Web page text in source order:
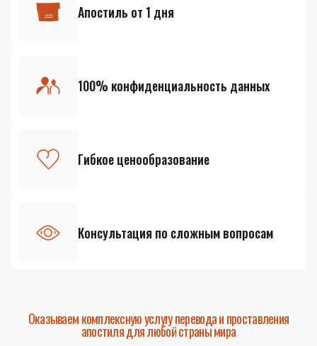
Апостиль от 1 дня
100% конфиденциальность данных
Гибкое ценообразование
Консультация по сложным вопросам
Оказываем комплексную услугу перевода и проставления
апостиля для любой страны мира